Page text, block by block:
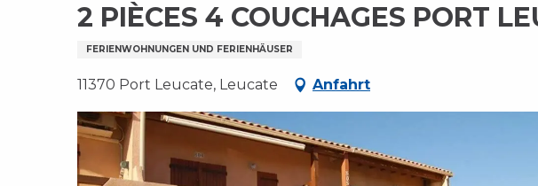
2 PIÈCES 4 COUCHAGES PORT
FERIENWOHNUNGEN UND FERIENHÄUSER
11370 Port Leucate, Leucate Anfahrt